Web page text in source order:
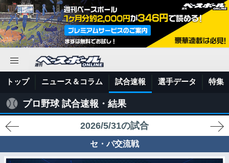
トップ ニュース＆コラム 試合速報 選手データ 特集
プロ野球 試合速報・結果
2026/5/31の試合
セ・パ交流戦